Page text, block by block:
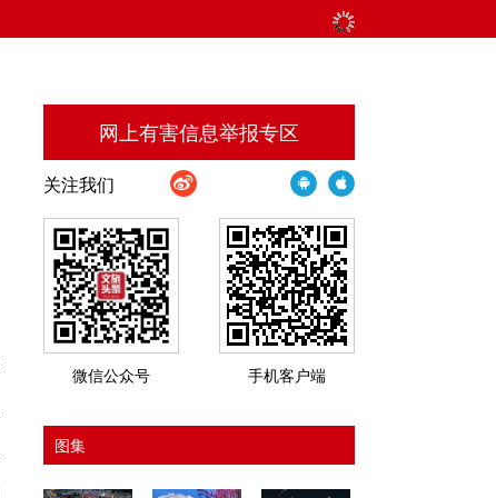
网上有害信息举报专区
关注我们
微信公众号 手机客户端
图集